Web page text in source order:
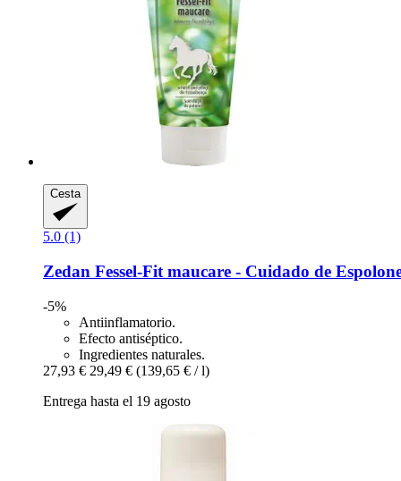
Cesta
5.0 (1)
Zedan Fessel-​Fit maucare -​ Cuidado de
-5%
Antiinflamatorio.
Efecto antiséptico.
Ingredientes naturales.
27,93 € 29,49 € (139,65 € / l)
Entrega hasta el 19 agosto